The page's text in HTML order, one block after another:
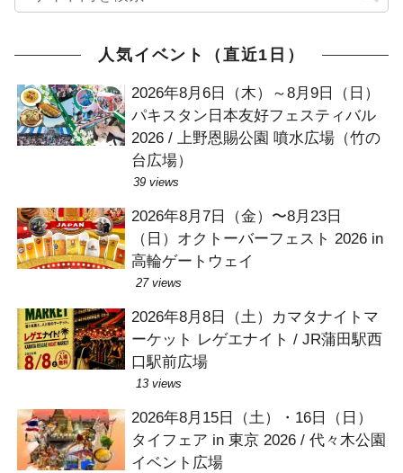
人気イベント（直近1日）
2026年8月6日（木）～8月9日（日）
パキスタン日本友好フェスティバル
2026 / 上野恩賜公園 噴水広場（竹の
台広場）
39 views
2026年8月7日（金）〜8月23日
（日）オクトーバーフェスト 2026 in
高輪ゲートウェイ
27 views
2026年8月8日（土）カマタナイトマ
ーケット レゲエナイト / JR蒲田駅西
口駅前広場
13 views
2026年8月15日（土）・16日（日）
タイフェア in 東京 2026 / 代々木公園
イベント広場